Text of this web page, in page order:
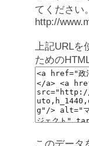
てください。
http://
上記URLを
ための